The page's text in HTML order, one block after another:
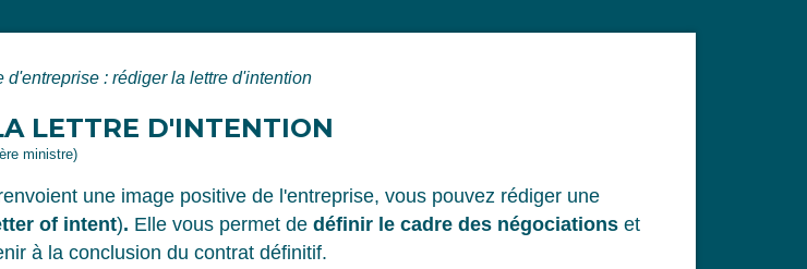
d'entreprise : rédiger la lettre d'intention
LETTRE D'INTENTION
ministre)
une image positive de l'entreprise, vous pouvez rédiger une
of intent). Elle vous permet de définir le cadre des négociations et
à la conclusion du contrat définitif.